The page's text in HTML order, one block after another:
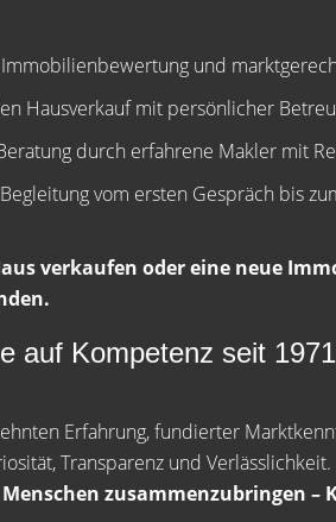
und
Hausverkauf mit persönlicher
durch erfahrene Makler mit
vom ersten Gespräch bis
verkaufen oder eine neue
auf Kompetenz seit 1971
Erfahrung, fundierter
Transparenz und Verlässlichkeit.
Menschen zusammenzubringen